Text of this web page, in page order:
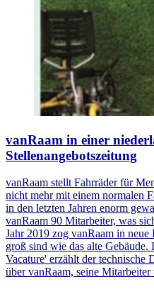
vanRaam in einer
Stellenangebotszeitung
vanRaam stellt Fahrräder für
nicht mehr mit einem normalen
in den letzten Jahren enorm
vanRaam 90 Mitarbeiter, was
Jahr 2019 zog vanRaam in
groß sind wie das alte
Vacature' erzählt der technische
über vanRaam, seine